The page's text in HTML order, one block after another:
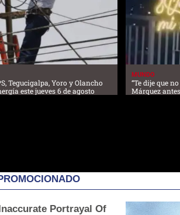
Tegucigalpa, Yoro y Olancho
este jueves 6 de agosto
MUNDO
“Te dije que
Márquez
Portrayal Of